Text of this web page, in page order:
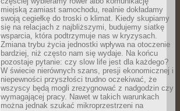
miejską zamiast samochodu, realnie dokładamy
swoją cegiełkę do troski o klimat. Kiedy skupiamy
się na relacjach z najbliższymi, budujemy siatkę
wsparcia, która podtrzymuje nas w kryzysach.
Zmiana trybu życia jednostki wpływa na otoczenie
bardziej, niż często nam się wydaje. Na końcu
pozostaje pytanie: czy slow life jest dla każdego?
W świecie nierównych szans, presji ekonomicznej i
niepewności przyszłości trudno oczekiwać, że
wszyscy będą mogli zrezygnować z nadgodzin czy
wymagającej pracy. Nawet w takich warunkach
można jednak szukać mikroprzestrzeni na